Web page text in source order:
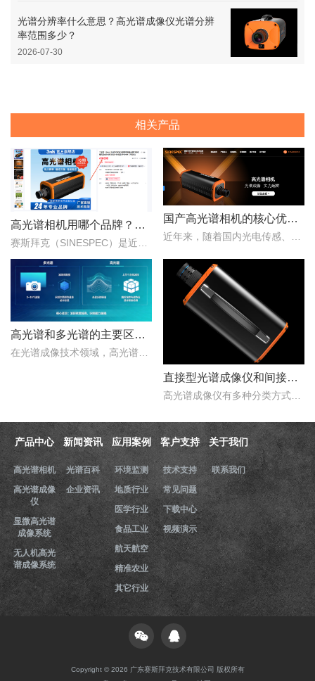
光谱分辨率什么意思？高光谱成像仪光谱分辨
率范围多少？
2026-07-30
相关产品
高光谱相机用哪个品牌？赛斯拜克怎么样？
国产高光谱相机的核心优势：从“跟跑”到“并跑”的跨越
高光谱和多光谱的主要区别有哪些？
在光谱成像技术领域，高光谱成像与多光谱成像代表了两个重要的技术方向。..
直接型光谱成像仪和间接型光谱成像仪区别
产品中心
高光谱相机
高光谱成像
仪
显微高光谱
成像系统
无人机高光
谱成像系统
新闻资讯
光谱百科
企业资讯
应用案例
环境监测
地质行业
医学行业
食品工业
航天航空
精准农业
其它行业
客户支持
技术支持
常见问题
下载中心
视频演示
关于我们
联系我们
Copyright © 2026 广东赛斯拜克技术有限公司 版权所有